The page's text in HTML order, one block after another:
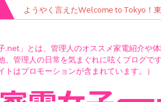
ようやく言えたWelcome to Tokyo！
.net」とは、管理人のオススメ家電紹介や
、管理人の日常を気まぐれに呟くブログです
トはプロモーションが含まれています。）